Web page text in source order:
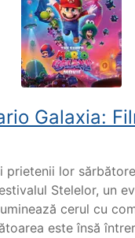
Galaxia:
prietenii lor
Stelelor, un
cerul cu
este însă